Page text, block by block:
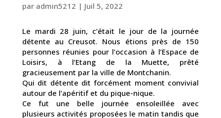
par admin5212 | Juil 5, 2022
Le mardi 28 juin, c’était le jour de la journée
détente au Creusot. Nous étions près de 150
personnes réunies pour l’occasion à l’Espace de
Loisirs, à l’Etang de la Muette, prêté
gracieusement par la ville de Montchanin.
Qui dit détente dit forcément moment convivial
autour de l’apéritif et du pique-nique.
Ce fut une belle journée ensoleillée avec
plusieurs activités proposées le matin tandis que